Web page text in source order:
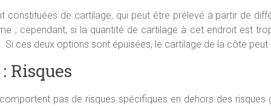
constituées de cartilage, qui peut être prélevé à partir de
; cependant, si la quantité de cartilage à cet endroit est
Si ces deux options sont épuisées, le cartilage de la côte
Risques
pas de risques spécifiques en dehors des risques